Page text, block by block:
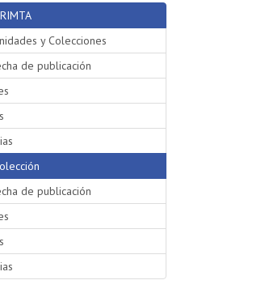
y Colecciones
de publicación
de publicación